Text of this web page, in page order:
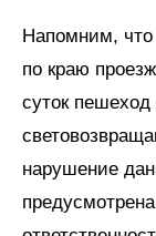
Напомним,
по краю
суток
нарушение